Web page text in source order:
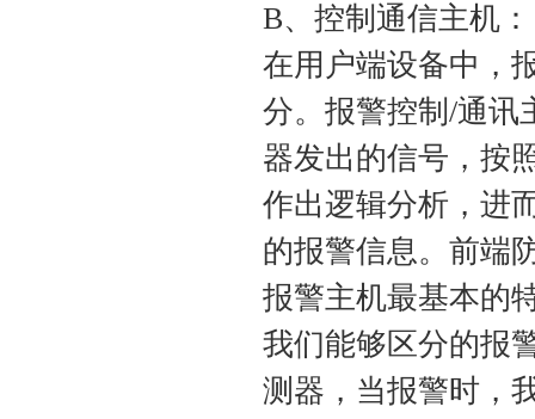
B、控制通信主机：
在用户端设备中，
分。报警控制/通讯
器发出的信号，按
作出逻辑分析，进
的报警信息。前端
报警主机最基本的
我们能够区分的报
测器，当报警时，